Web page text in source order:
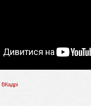
ВКадрі